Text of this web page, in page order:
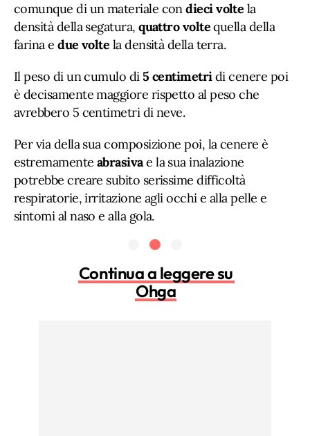
comunque di un materiale condieci volte la
densità della segatura,quattro voltequella della
farina edue volte la densità della terra.
Il peso di un cumulo di5 centimetridi cenere poi
è decisamente maggiore rispetto al peso che
avrebbero 5 centimetri di neve.
Per via della sua composizione poi, la cenere è
estremamente abrasivae la sua inalazione
potrebbe creare subito serissime difficoltà
respiratorie, irritazione agli occhi e alla pelle e
sintomi al naso e alla gola.
Continua a leggere su
Ohga